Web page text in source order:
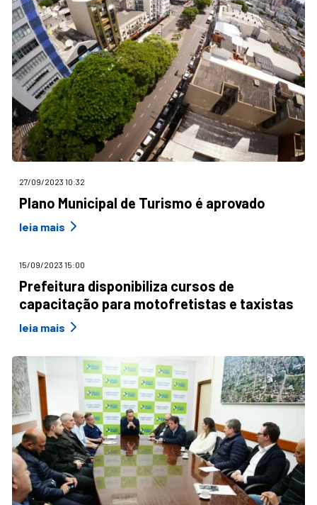
27/09/2023 10:32
Plano Municipal de Turismo é aprovado
leia mais
15/09/2023 15:00
Prefeitura disponibiliza cursos de
capacitação para motofretistas e taxistas
leia mais